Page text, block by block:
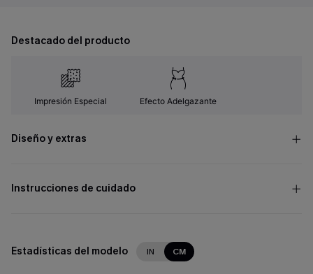
Destacado del producto
Impresión Especial Efecto Adelgazante
Diseño y extras
Instrucciones de cuidado
Estadísticas del modelo IN CM